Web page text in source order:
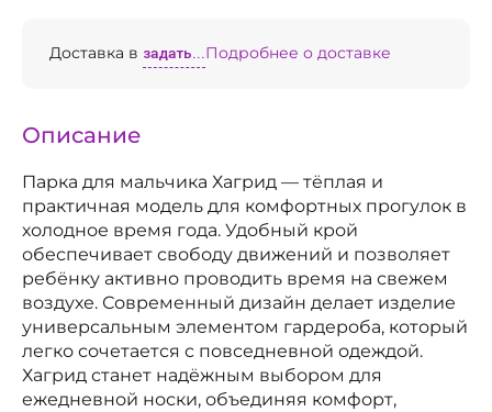
Доставка в задать...Подробнее о доставке
Описание
Парка для мальчика Хагрид — тёплая и
практичная модель для комфортных прогулок в
холодное время года. Удобный крой
обеспечивает свободу движений и позволяет
ребёнку активно проводить время на свежем
воздухе. Современный дизайн делает изделие
универсальным элементом гардероба, который
легко сочетается с повседневной одеждой.
Хагрид станет надёжным выбором для
ежедневной носки, объединяя комфорт,